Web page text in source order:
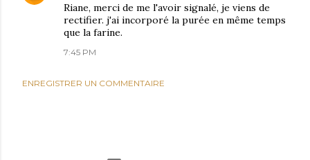
Riane, merci de me l'avoir signalé, je viens de
rectifier. j'ai incorporé la purée en même temps
que la farine.
7:45 PM
ENREGISTRER UN COMMENTAIRE